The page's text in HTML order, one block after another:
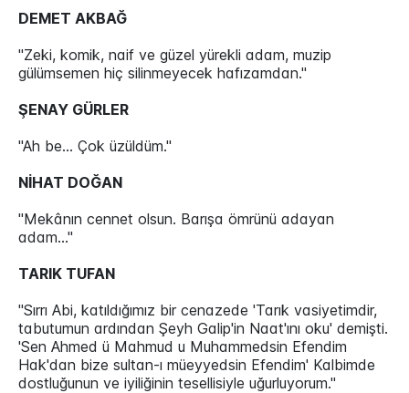
DEMET AKBAĞ
"Zeki, komik, naif ve güzel yürekli adam, muzip
gülümsemen hiç silinmeyecek hafızamdan."
ŞENAY GÜRLER
"Ah be... Çok üzüldüm."
NİHAT DOĞAN
"Mekânın cennet olsun. Barışa ömrünü adayan
adam..."
TARIK TUFAN
"Sırrı Abi, katıldığımız bir cenazede 'Tarık vasiyetimdir,
tabutumun ardından Şeyh Galip'in Naat'ını oku' demişti.
'Sen Ahmed ü Mahmud u Muhammedsin Efendim
Hak'dan bize sultan-ı müeyyedsin Efendim' Kalbimde
dostluğunun ve iyiliğinin tesellisiyle uğurluyorum."